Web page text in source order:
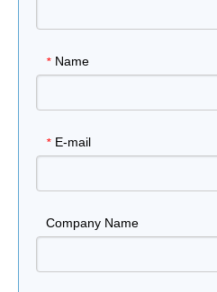
* Name
* E-mail
Company Name